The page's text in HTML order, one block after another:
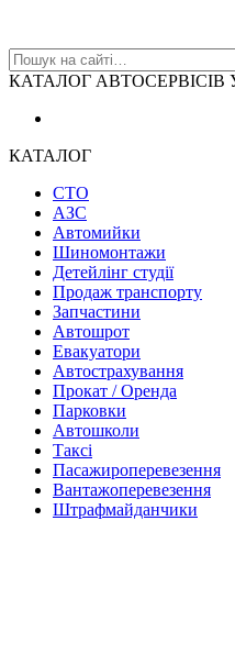
КАТАЛОГ АВТОСЕРВІСІВ
КАТАЛОГ
СТО
АЗС
Автомийки
Шиномонтажи
Детейлінг студії
Продаж транспорту
Запчастини
Автошрот
Евакуатори
Автострахування
Прокат / Оренда
Парковки
Автошколи
Таксі
Пасажироперевезення
Вантажоперевезення
Штрафмайданчики